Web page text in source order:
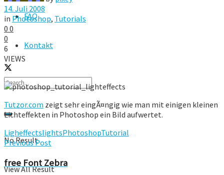
FAQ
Kontakt
No Result
View All Result
14. Juli 2008
in Photoshop, Tutorials
0 0
0
6
VIEWS
Tutzor.com zeigt sehr eingÃ¤ngig wie man mit einigen kleinen
Lichteffekten in Photoshop ein Bild aufwertet.
LigheffectslightsPhotoshopTutorial
Previous Post
free Font Zebra